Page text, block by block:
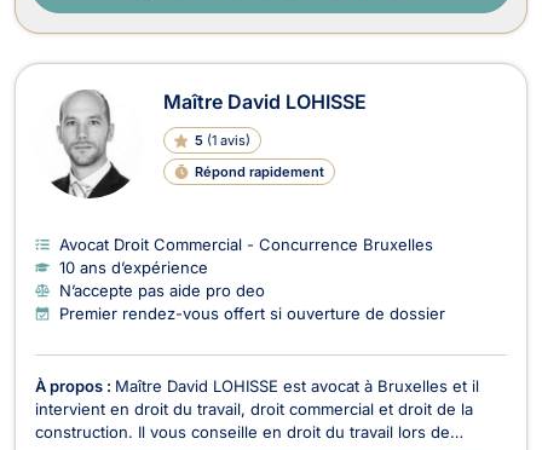
Maître David LOHISSE
5 (1 avis)
Répond rapidement
Avocat Droit Commercial - Concurrence Bruxelles
10 ans d’expérience
N’accepte pas aide pro deo
Premier rendez-vous offert si ouverture de dossier
À propos : Maître David LOHISSE est avocat à Bruxelles et il
intervient en droit du travail, droit commercial et droit de la
construction. Il vous conseille en droit du travail lors de